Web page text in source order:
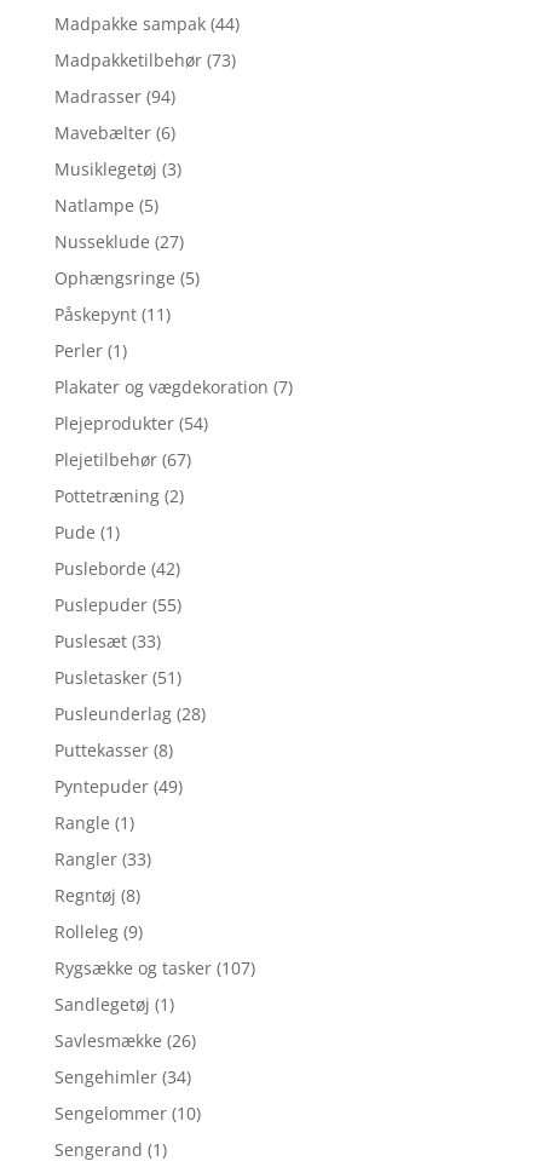
Madpakke sampak (44)
Madpakketilbehør (73)
Madrasser (94)
Mavebælter (6)
Musiklegetøj (3)
Natlampe (5)
Nusseklude (27)
Ophængsringe (5)
Påskepynt (11)
Perler (1)
Plakater og vægdekoration (7)
Plejeprodukter (54)
Plejetilbehør (67)
Pottetræning (2)
Pude (1)
Pusleborde (42)
Puslepuder (55)
Puslesæt (33)
Pusletasker (51)
Pusleunderlag (28)
Puttekasser (8)
Pyntepuder (49)
Rangle (1)
Rangler (33)
Regntøj (8)
Rolleleg (9)
Rygsække og tasker (107)
Sandlegetøj (1)
Savlesmække (26)
Sengehimler (34)
Sengelommer (10)
Sengerand (1)